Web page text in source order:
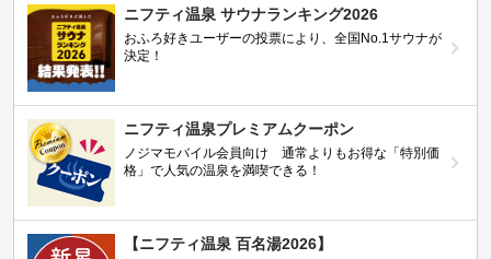
ニフティ温泉 サウナランキング2026
おふろ好きユーザーの投票により、全国No.1サウナが
決定！
ニフティ温泉プレミアムクーポン
ノジマモバイル会員向け 通常よりもお得な「特別価
格」で人気の温泉を満喫できる！
【ニフティ温泉 百名湯2026】